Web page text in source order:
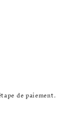
de paiement.